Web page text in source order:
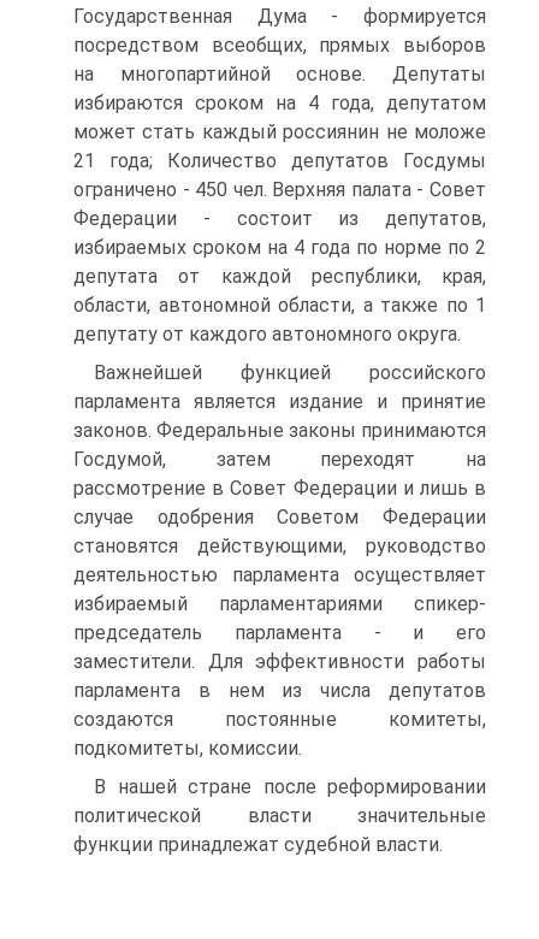
Государственная Дума - формируется
посредством всеобщих, прямых выборов
на многопартийной основе. Депутаты
избираются сроком на 4 года, депутатом
может стать каждый россиянин не моложе
21 года; Количество депутатов Госдумы
ограничено - 450 чел. Верхняя палата - Совет
Федерации - состоит из депутатов,
избираемых сроком на 4 года по норме по 2
депутата от каждой республики, края,
области, автономной области, а также по 1
депутату от каждого автономного округа.
Важнейшей функцией российского
парламента является издание и принятие
законов. Федеральные законы принимаются
Госдумой, затем переходят на
рассмотрение в Совет Федерации и лишь в
случае одобрения Советом Федерации
становятся действующими, руководство
деятельностью парламента осуществляет
избираемый парламентариями спикер-
председатель парламента - и его
заместители. Для эффективности работы
парламента в нем из числа депутатов
создаются постоянные комитеты,
подкомитеты, комиссии.
В нашей стране после реформировании
политической власти значительные
функции принадлежат судебной власти.